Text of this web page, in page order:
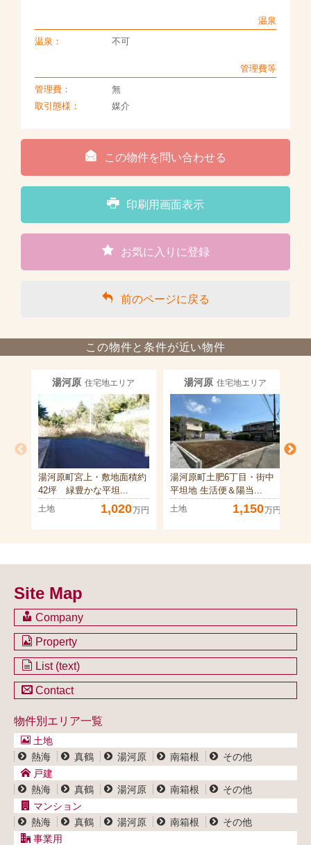
温泉
温泉：
不可
管理費等
管理費：
無
取引態様：
媒介
この物件を問い合わせる
印刷用画面表示
お気に入りに登録
前のページに戻る
この物件と条件が近い物件
湯河原 住宅地エリア
湯河原町宮上・敷地面積約
42坪 緑豊かな平坦...
土地 1,020万円
湯河原 住宅地エリア
湯河原町土肥6丁目・街中
平坦地 生活便＆陽当...
土地 1,150万円
Site Map
Company
会社のご案内
不動産を購入したい方
不動産を売却したい方
不動産買取システム
Property
土地一覧
戸建一覧
マンション一覧
事業用物件一覧
List (text)
土地一覧
マンション一覧
事業用物件一覧
Contact
ブログ
プライバシーポリシー
サイトポリシー
物件別エリア一覧
土地
熱海
真鶴 湯河原 南箱根
その他
戸建
熱海
真鶴 湯河原 南箱根
その他
マンション
熱海
真鶴 湯河原 南箱根
その他
事業用